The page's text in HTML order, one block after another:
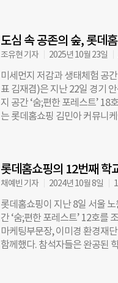
방지시설 교체와 IoT 기반 상
후 대기질을 비교·분석해 효과
천지역 소규모 사업장을 대상
오염물질 배출량은 57.7% 감
간 혁신’으로…‘맑은학교’의 탄
모금회가 2022년부터 공동 추
2011년부터 10년간 진행된 ‘
설 320곳에 총 2187kW 규모의
팀 김용빈 과장은 “해피선샤
이슈였던 ‘미세먼지’와 미래
질을 개선하고 그에 필요한 전
어샤워’와 ‘에어클린 매트’를
에는 습도 조절과 공기 정화를
질 관리에 주력했다. 그러다 4
도심 속 공존의 숲, 롯데
조유현 기자 2025년 10월 23일
미세먼지 저감과 생태체험 공
표 김재겸)은 지난 22일 경기
지 공간 ‘숨;편한 포레스트’ 18
는 롯데홈쇼핑 김민아 커뮤니
라는 점을 고려해 함께 배우고
정했다. 약 한 달 간의 공사 끝
했다. 학생들이 깨끗한 환경에
이 동시에 가능한 친환경 생태
레스트’ 사업을 통해 미세먼지
230㎡ 면적에 3만3000여 그
녹지가 부족한 수도권 내 학교
롯데홈쇼핑의 12번째
채예빈 기자 2024년 10월 8일
롯데홈쇼핑이 지난 8일 서울
간 ‘숨;편한 포레스트’ 12호를
마케팅부문장, 이미경 환경재
함께했다. 참석자들은 완공된